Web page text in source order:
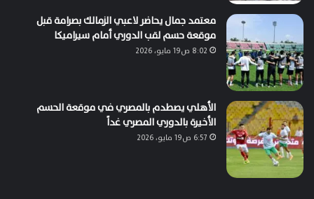
معتمد جمال يحاضر لاعبي الزمالك بصرامة قبل
موقعة حسم لقب الدوري أمام سيراميكا
8:02 ص19 مايو، 2026
الأهلي يصطدم بالمصري في موقعة الحسم
الأخيرة بالدوري المصري غداً
6:57 ص19 مايو، 2026